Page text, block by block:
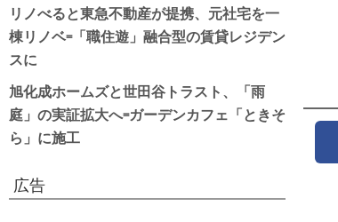
リノべると東急不動産が提携、元社宅を一
棟リノベ=「職住遊」融合型の賃貸レジデン
スに
旭化成ホームズと世田谷トラスト、「雨
庭」の実証拡大へ=ガーデンカフェ「ときそ
ら」に施工
広告